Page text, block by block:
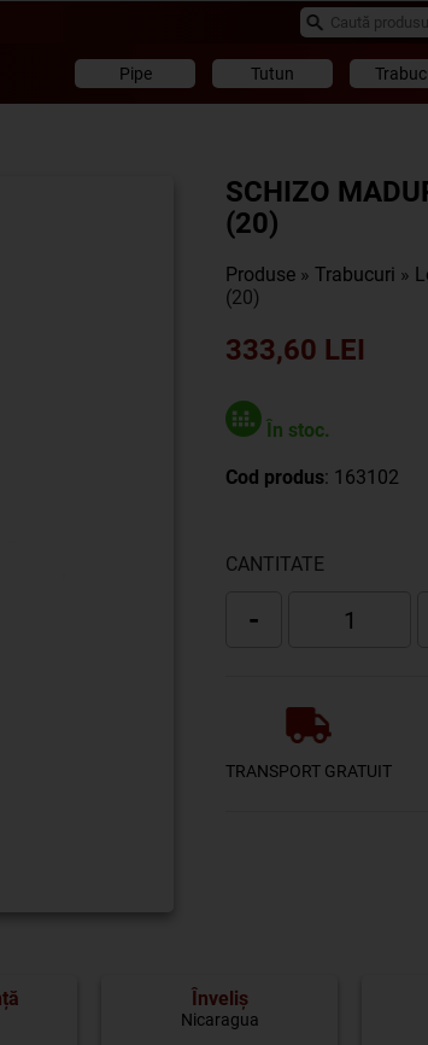
Pipe Tutun
SCHIZO
(20)
Produse » Trabucuri »
(20)
333,60 LEI
În stoc.
Cod produs: 163102
CANTITATE
-
TRANSPORT GRATUIT
Înveliș
Nicaragua